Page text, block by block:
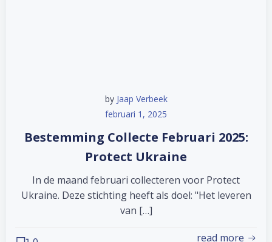
by Jaap Verbeek
februari 1, 2025
Bestemming Collecte Februari 2025:
Protect Ukraine
In de maand februari collecteren voor Protect
Ukraine. Deze stichting heeft als doel: "Het leveren
van […]
read more